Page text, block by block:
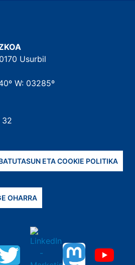
Usurbil
W: 03285º
32
ETA COOKIE POLITIKA
OHARRA